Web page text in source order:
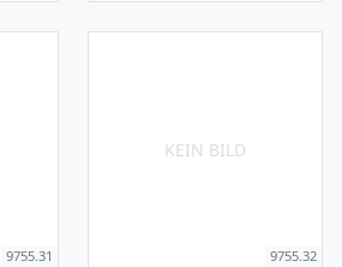
9755.31
KEIN BILD
9755.32